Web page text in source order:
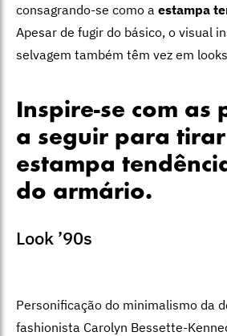
consagrando-se como a estampa
Apesar de fugir do básico, o visual
selvagem também têm vez em
Inspire-se com as
a seguir para
estampa
do armário.
Look ’90s
Personificação do minimalismo da
fashionista Carolyn Bessette-